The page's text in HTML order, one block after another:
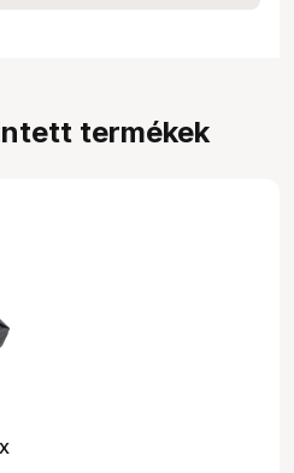
termékek